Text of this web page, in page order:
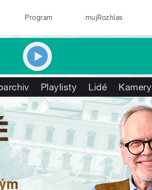
Program mujRozhlas
Playlisty Lidé Kamery